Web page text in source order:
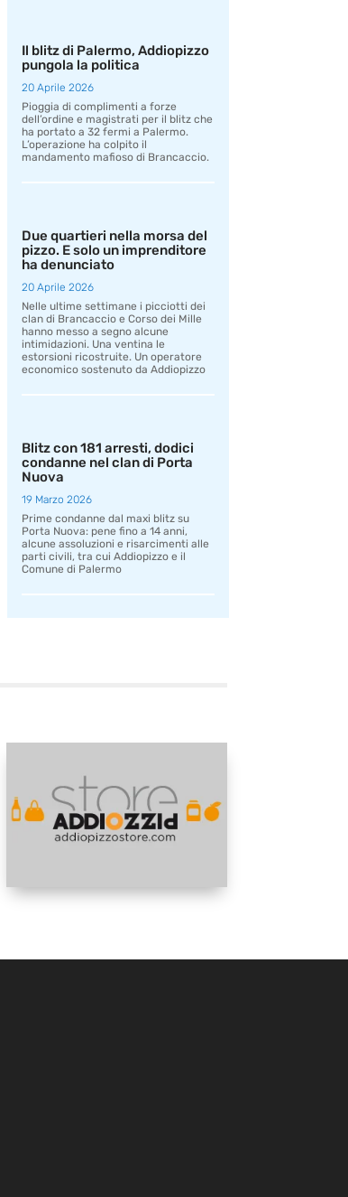
Il blitz di Palermo, Addiopizzo
pungola la politica
20 Aprile 2026
Pioggia di complimenti a forze
dell’ordine e magistrati per il blitz che
ha portato a 32 fermi a Palermo.
L’operazione ha colpito il
mandamento mafioso di Brancaccio.
Due quartieri nella morsa del
pizzo. E solo un imprenditore
ha denunciato
20 Aprile 2026
Nelle ultime settimane i picciotti dei
clan di Brancaccio e Corso dei Mille
hanno messo a segno alcune
intimidazioni. Una ventina le
estorsioni ricostruite. Un operatore
economico sostenuto da Addiopizzo
Blitz con 181 arresti, dodici
condanne nel clan di Porta
Nuova
19 Marzo 2026
Prime condanne dal maxi blitz su
Porta Nuova: pene fino a 14 anni,
alcune assoluzioni e risarcimenti alle
parti civili, tra cui Addiopizzo e il
Comune di Palermo